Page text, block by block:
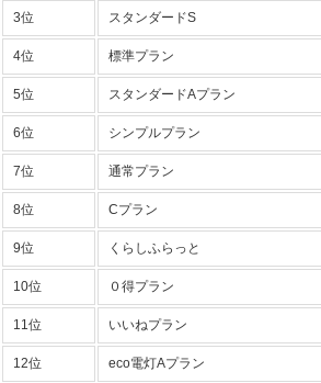
3位 スタンダードS
4位 標準プラン
5位 スタンダードAプラン
6位 シンプルプラン
7位 通常プラン
8位 Cプラン
9位 くらしふらっと
10位 ０得プラン
11位 いいねプラン
12位 eco電灯Aプラン